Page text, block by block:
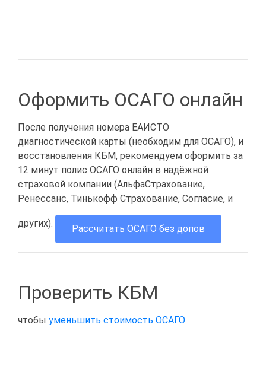
Оформить ОСАГО онлайн
После получения номера ЕАИСТО
диагностической карты (необходим для ОСАГО), и
восстановления КБМ, рекомендуем оформить за
12 минут полис ОСАГО онлайн в надёжной
страховой компании (АльфаСтрахование,
Ренессанс, Тинькофф Страхование, Согласие, и
других). Рассчитать ОСАГО без допов
Проверить КБМ
чтобы уменьшить стоимость ОСАГО